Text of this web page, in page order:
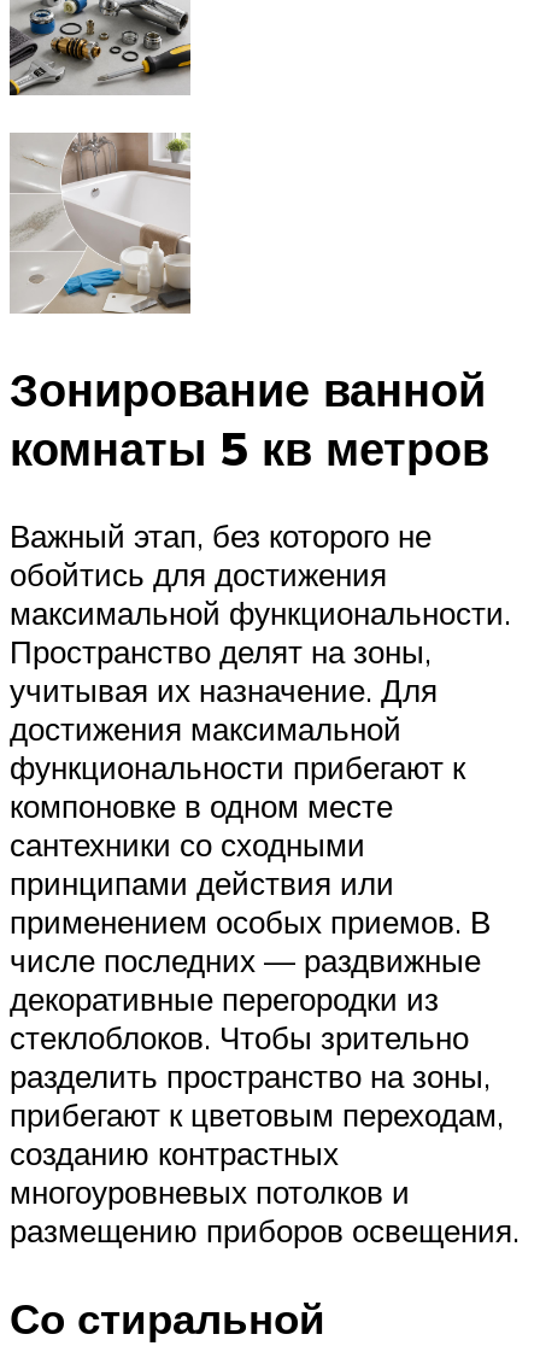
Зонирование ванной
комнаты 5 кв метров
Важный этап, без которого не
обойтись для достижения
максимальной функциональности.
Пространство делят на зоны,
учитывая их назначение. Для
достижения максимальной
функциональности прибегают к
компоновке в одном месте
сантехники со сходными
принципами действия или
применением особых приемов. В
числе последних — раздвижные
декоративные перегородки из
стеклоблоков. Чтобы зрительно
разделить пространство на зоны,
прибегают к цветовым переходам,
созданию контрастных
многоуровневых потолков и
размещению приборов освещения.
Со стиральной